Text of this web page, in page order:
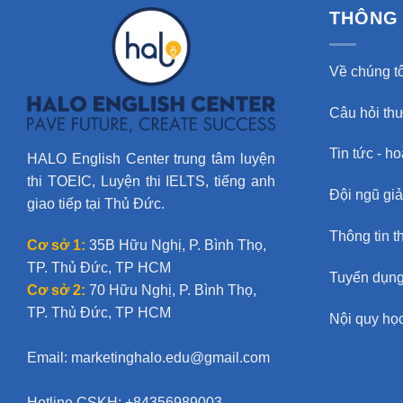
HALO English Center trung tâm luyện
thi TOEIC, Luyện thi IELTS, tiếng anh
giao tiếp tại Thủ Đức.
Cơ sở 1: 35B Hữu Nghị, P. Bình Thọ,
TP. Thủ Đức, TP HCM
Cơ sở 2: 70 Hữu Nghị, P. Bình Thọ,
TP. Thủ Đức, TP HCM
Email: marketinghalo.edu@gmail.com
Về chúng
Câu hỏi
Tin tức -
Đội ngũ
Thông tin
Tuyển
Nội quy